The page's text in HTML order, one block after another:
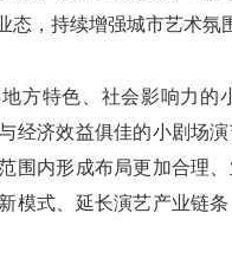
态，持续增强城市艺术氛
方特色、社会影响力的
经济效益俱佳的小剧场
围内形成布局更加合理
模式、延长演艺产业链